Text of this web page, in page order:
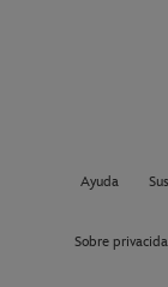
Ayuda
Sobre